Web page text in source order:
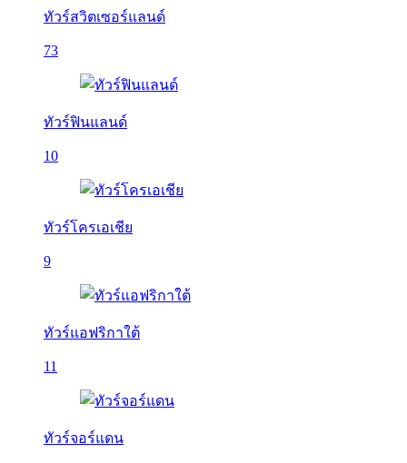
ทัวร์สวิตเซอร์แลนด์
73
ทัวร์ฟินแลนด์
10
ทัวร์โครเอเชีย
9
ทัวร์แอฟริกาใต้
11
ทัวร์จอร์แดน